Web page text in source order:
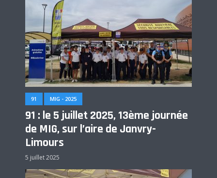
91 MIG - 2025
91 : le 5 juillet 2025, 13ème journée
de MIG, sur l’aire de Janvry-
Limours
5 juillet 2025